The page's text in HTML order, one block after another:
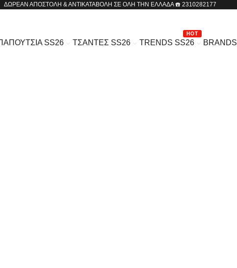
ΔΩΡΕΑΝ ΑΠΟΣΤΟΛΗ & ΑΝΤΙΚΑΤΑΒΟΛΗ ΣΕ ΟΛΗ ΤΗΝ ΕΛΛΑΔΑ ☎️ 2310282177
SS26 ΤΣΑΝΤΕΣ SS26 TRENDS SS26
HOT
BRANDS